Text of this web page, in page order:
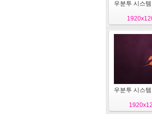
우분투 시스
우분투 시스